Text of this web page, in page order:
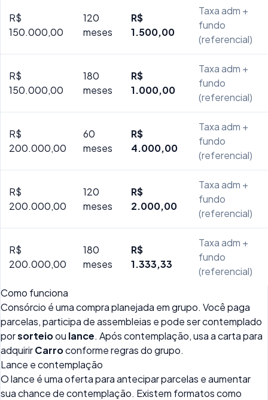
R$
150.000,00
120
meses
R$
1.500,00
Taxa adm +
fundo
(referencial)
R$
150.000,00
180
meses
R$
1.000,00
Taxa adm +
fundo
(referencial)
R$
200.000,00
60
meses
R$
4.000,00
Taxa adm +
fundo
(referencial)
R$
200.000,00
120
meses
R$
2.000,00
Taxa adm +
fundo
(referencial)
R$
200.000,00
180
meses
R$
1.333,33
Taxa adm +
fundo
(referencial)
Como funciona
Consórcio é uma compra planejada em grupo. Você paga
parcelas, participa de assembleias e pode ser contemplado
porsorteioou lance. Após contemplação, usa a carta para
adquirirCarroconforme regras do grupo.
Lance e contemplação
O lance é uma oferta para antecipar parcelas e aumentar
sua chance de contemplação. Existem formatos como